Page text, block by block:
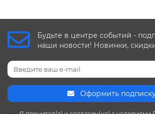
Будьте в центре событий -
наши новости! Новинки,
Оформить